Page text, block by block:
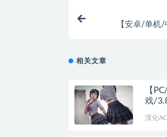
【安卓/单机
相关文章
【
戏/
（
漢化